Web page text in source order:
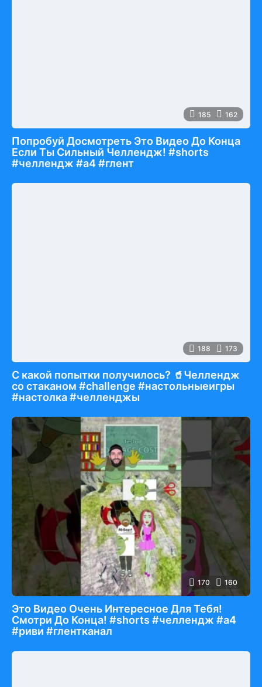
185 162
Попробуй Досмотреть Это Видео До Конца
Если Ты Сильный Челлендж! #shorts
#челлендж #а4 #глент
188 173
С какой попытки получилось? 🥤Челлендж
со стаканом #challenge #настольныеигры
#настолка #челленджы
170 160
Это Видео Очень Интересное Для Тебя!
Смотри До Конца! #shorts #челлендж #а4
#риви #глентканал